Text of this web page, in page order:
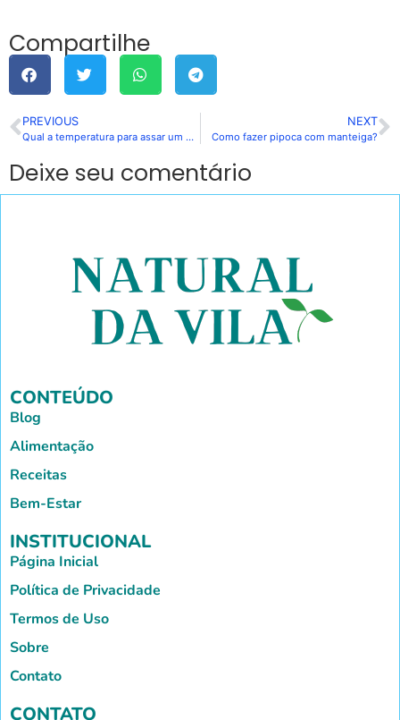
Compartilhe
PREVIOUS
Qual a temperatura para assar um bolo?
NEXT
Como fazer pipoca com manteiga?
Deixe seu comentário
CONTEÚDO
Blog
Alimentação
Receitas
Bem-Estar
INSTITUCIONAL
Página Inicial
Política de Privacidade
Termos de Uso
Sobre
Contato
CONTATO